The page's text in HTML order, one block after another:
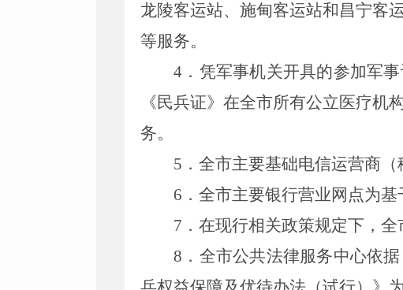
龙陵客运站、施甸客运站和昌宁客
等服务。
4 ． 凭军事机关开具的参加军
《民兵证》在全市所有公立医疗
务。
5 ． 全市主要基础电信运营商（
6 ． 全市主要银行营业网点为基
7 ． 在现行相关政策规定下，全
8 ． 全市公共法律服务中心依